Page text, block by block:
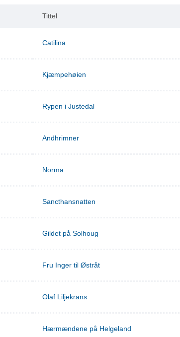
Tittel
Catilina
Kjæmpehøien
Rypen i Justedal
Andhrimner
Norma
Sancthansnatten
Gildet på Solhoug
Fru Inger til Østråt
Olaf Liljekrans
Hærmændene på Helgeland